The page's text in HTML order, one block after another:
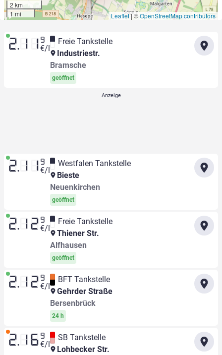
2 km
1 mi
Leaflet|©OpenStreetMap contributors
2.11 9
€/l
Freie Tankstelle
Industriestr.
Bramsche
geöffnet
2.11 9
€/l
Westfalen Tankstelle
Bieste
Neuenkirchen
geöffnet
2.12 9
€/l
Freie Tankstelle
Thiener Str.
Alfhausen
geöffnet
2.12 9
€/l
BFT Tankstelle
Gehrder Straße
Bersenbrück
24 h
2.16 9
€/l
SB Tankstelle
Lohbecker Str.